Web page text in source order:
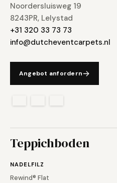
Noordersluisweg 19
8243PR, Lelystad
+31 320 33 73 73
info@dutcheventcarpets.nl
Angebot anfordern
Teppichboden
NADELFILZ
Rewind® Flat